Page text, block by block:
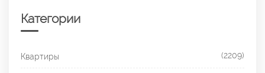
Категории
Квартиры (2209)